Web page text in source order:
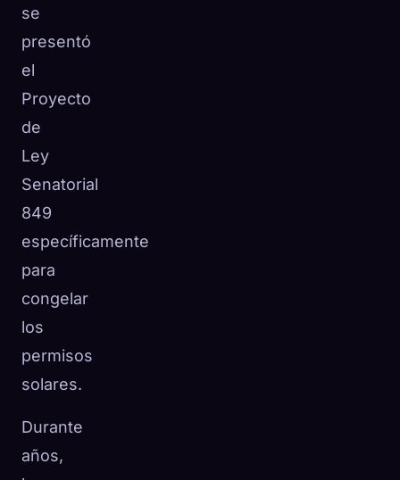
se
presentó
el
Proyecto
de
Ley
Senatorial
849
específicamente
para
congelar
los
permisos
solares.
Durante
años,